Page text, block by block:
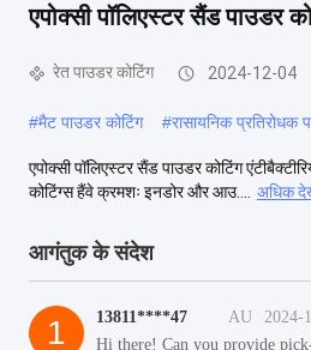
Time
एपोक्सी पॉलिएस्टर सैंड पाउडर
रेत पाउडर कोटिंग 2024-12-04
#मैट पाउडर कोटिंग #रासायनिक प्रतिरोधक
एपोक्सी पॉलिएस्टर सैंड पाउडर कोटिंग
कोटिंग्स हैंवे क्रमशः इनडोर और आउ....
अधिक
आगंतुक के संदेश
1 13811****47 AU
2024-
Hi there! Can you provide